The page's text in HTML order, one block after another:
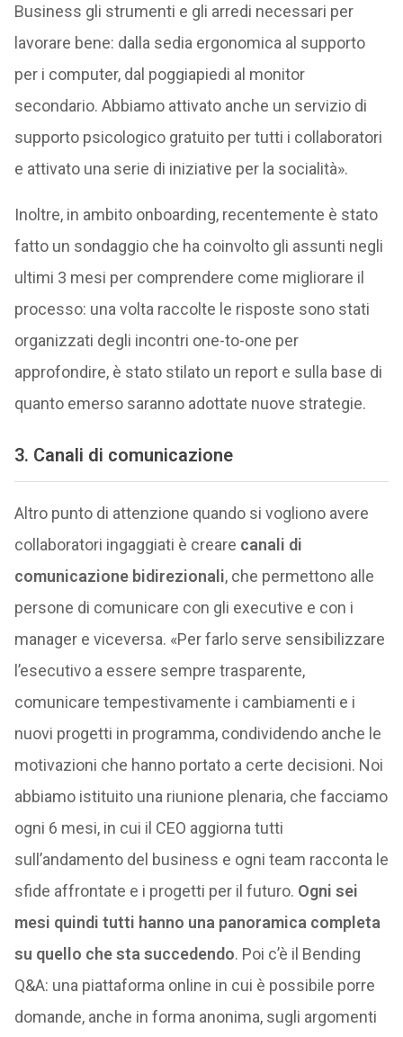
Business gli strumenti e gli arredi necessari per
lavorare bene: dalla sedia ergonomica al supporto
per i computer, dal poggiapiedi al monitor
secondario. Abbiamo attivato anche un servizio di
supporto psicologico gratuito per tutti i collaboratori
e attivato una serie di iniziative per la socialità».
Inoltre, in ambito onboarding, recentemente è stato
fatto un sondaggio che ha coinvolto gli assunti negli
ultimi 3 mesi per comprendere come migliorare il
processo: una volta raccolte le risposte sono stati
organizzati degli incontri one-to-one per
approfondire, è stato stilato un report e sulla base di
quanto emerso saranno adottate nuove strategie.
3. Canali di comunicazione
Altro punto di attenzione quando si vogliono avere
collaboratori ingaggiati è creare canali di
comunicazione bidirezionali, che permettono alle
persone di comunicare con gli executive e con i
manager e viceversa. «Per farlo serve sensibilizzare
l’esecutivo a essere sempre trasparente,
comunicare tempestivamente i cambiamenti e i
nuovi progetti in programma, condividendo anche le
motivazioni che hanno portato a certe decisioni. Noi
abbiamo istituito una riunione plenaria, che facciamo
ogni 6 mesi, in cui il CEO aggiorna tutti
sull’andamento del business e ogni team racconta le
sfide affrontate e i progetti per il futuro. Ogni sei
mesi quindi tutti hanno una panoramica completa
su quello che sta succedendo. Poi c’è il Bending
Q&A: una piattaforma online in cui è possibile porre
domande, anche in forma anonima, sugli argomenti